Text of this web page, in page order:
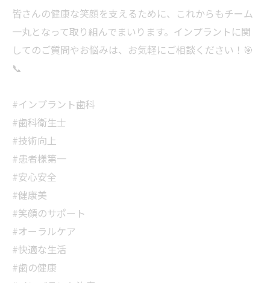
皆さんの健康な笑顔を支えるために、これからもチーム
一丸となって取り組んでまいります。インプラントに関
してのご質問やお悩みは、お気軽にご相談ください！🎯
📞
#インプラント歯科
#歯科衛生士
#技術向上
#患者様第一
#安心安全
#健康美
#笑顔のサポート
#オーラルケア
#快適な生活
#歯の健康